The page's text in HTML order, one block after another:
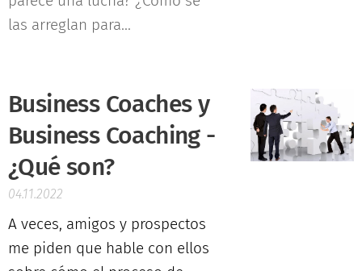
las arreglan para...
Business Coaches y
Business Coaching -
¿Qué son?
04.11.2022
A veces, amigos y prospectos
me piden que hable con ellos